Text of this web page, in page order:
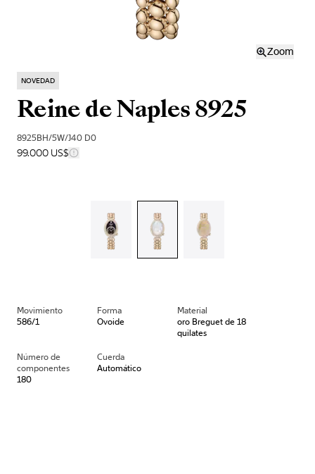
Zoom
NOVEDAD
Reine de Naples 8925
8925BH/5W/J40 D0
99.000 US$
Movimiento
586/1
Forma
Ovoide
Material
oro Breguet de 18
quilates
Número de
componentes
180
Cuerda
Automático